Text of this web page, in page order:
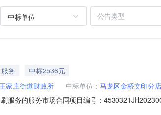
中标单位
服务
中标2536元
家庄街道财政所 中标单位： 马龙区金桥文印分店
服务的服务市场合同项目编号：